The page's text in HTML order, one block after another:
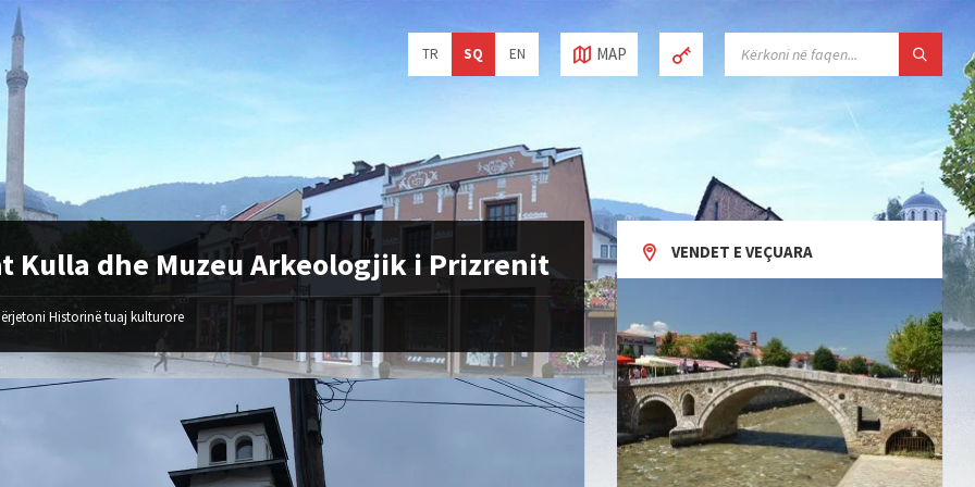
language:
TR SQ EN MAP
Kulla dhe Muzeu Arkeologjik i Prizrenit
Historinë tuaj kulturore
VENDET E VEÇUARA